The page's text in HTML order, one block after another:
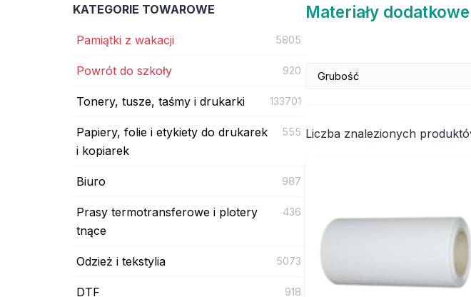
KATEGORIE TOWAROWE
Pamiątki z wakacji 5805
Powrót do szkoły 920
Tonery, tusze, taśmy i drukarki 133701
Papiery, folie i etykiety do drukarek
i kopiarek
555
Biuro 987
Prasy termotransferowe i plotery
tnące
436
Odzież i tekstylia 5073
DTF 918
Materiały
Liczba znalezionych